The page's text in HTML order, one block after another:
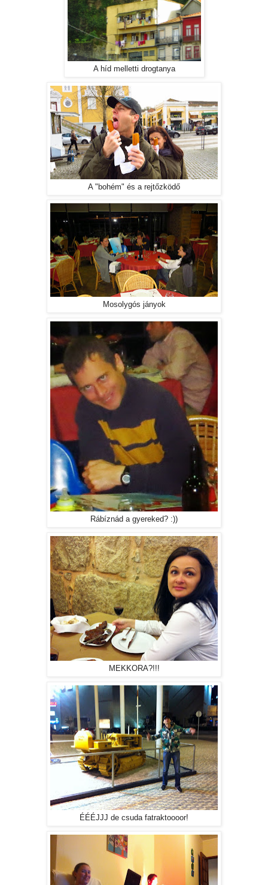
A híd melletti drogtanya
A "bohém" és a rejtőzködő
Mosolygós jányok
Rábíznád a gyereked? :))
MEKKORA?!!!
ÉÉÉJJJ de csuda fatraktoooor!